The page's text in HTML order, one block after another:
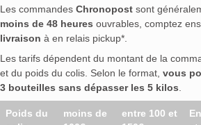
Les commandes Chronopost sont
moins de 48 heures ouvrables, comptez
livraison à en relais pickup*.
Les tarifs dépendent du montant de la
et du poids du colis. Selon le format, vous
3 bouteilles sans dépasser les 5 kilos.
Poids du
moins de
entre 100 et